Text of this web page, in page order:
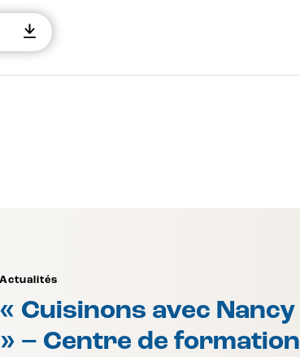
Actualités
« Cuisinons avec Nancy
» – Centre de formation